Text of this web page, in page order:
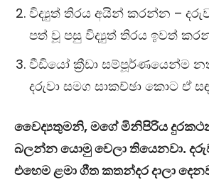
විද්‍යුත් තිරය අයින් කරන්න –
පත් වූ පසු විද්‍යුත් තිරය ඉවත්
වීඩියෝ ක්‍රීඩා සම්පූර්ණයෙන්ම
දරුවා සමග සාකච්ඡා කොට ඒ
වෛද්‍යතුමනි, මගේ මිනිපිරිය
බලන්න යොමු වෙලා තියෙනවා.
එහෙම ළමා ගීත කතන්දර දාලා